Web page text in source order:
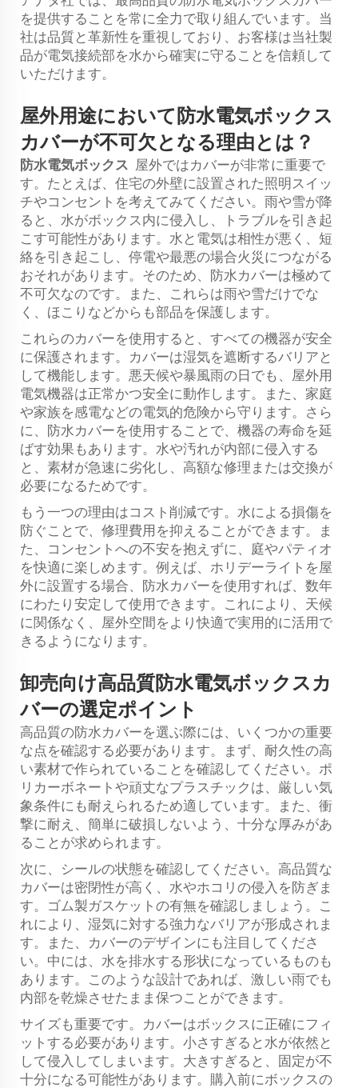
を提供することを常に全力で取り組んでいます。当
社は品質と革新性を重視しており、お客様は当社製
品が電気接続部を水から確実に守ることを信頼して
いただけます。
屋外用途において防水電気ボックス
カバーが不可欠となる理由とは？
防水電気ボックス 屋外ではカバーが非常に重要で
す。たとえば、住宅の外壁に設置された照明スイッ
チやコンセントを考えてみてください。雨や雪が降
ると、水がボックス内に侵入し、トラブルを引き起
こす可能性があります。水と電気は相性が悪く、短
絡を引き起こし、停電や最悪の場合火災につながる
おそれがあります。そのため、防水カバーは極めて
不可欠なのです。また、これらは雨や雪だけでな
く、ほこりなどからも部品を保護します。
これらのカバーを使用すると、すべての機器が安全
に保護されます。カバーは湿気を遮断するバリアと
して機能します。悪天候や暴風雨の日でも、屋外用
電気機器は正常かつ安全に動作します。また、家庭
や家族を感電などの電気的危険から守ります。さら
に、防水カバーを使用することで、機器の寿命を延
ばす効果もあります。水や汚れが内部に侵入する
と、素材が急速に劣化し、高額な修理または交換が
必要になるためです。
もう一つの理由はコスト削減です。水による損傷を
防ぐことで、修理費用を抑えることができます。ま
た、コンセントへの不安を抱えずに、庭やパティオ
を快適に楽しめます。例えば、ホリデーライトを屋
外に設置する場合、防水カバーを使用すれば、数年
にわたり安定して使用できます。これにより、天候
に関係なく、屋外空間をより快適で実用的に活用で
きるようになります。
卸売向け高品質防水電気ボックスカ
バーの選定ポイント
高品質の防水カバーを選ぶ際には、いくつかの重要
な点を確認する必要があります。まず、耐久性の高
い素材で作られていることを確認してください。ポ
リカーボネートや頑丈なプラスチックは、厳しい気
象条件にも耐えられるため適しています。また、衝
撃に耐え、簡単に破損しないよう、十分な厚みがあ
ることが求められます。
次に、シールの状態を確認してください。高品質な
カバーは密閉性が高く、水やホコリの侵入を防ぎま
す。ゴム製ガスケットの有無を確認しましょう。こ
れにより、湿気に対する強力なバリアが形成されま
す。また、カバーのデザインにも注目してくださ
い。中には、水を排水する形状になっているものも
あります。このような設計であれば、激しい雨でも
内部を乾燥させたまま保つことができます。
サイズも重要です。カバーはボックスに正確にフィ
ットする必要があります。小さすぎると水が依然と
して侵入してしまいます。大きすぎると、固定が不
十分になる可能性があります。購入前にボックスの